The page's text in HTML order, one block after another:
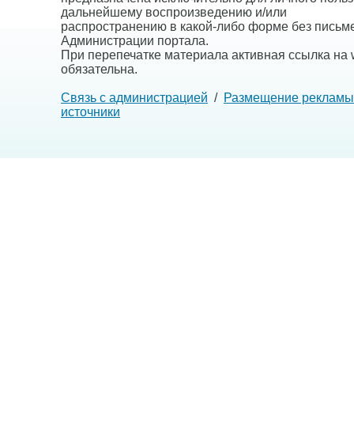
дальнейшему воспроизведению и/или
распространению в какой-либо форме без
Администрации портала.
При перепечатке материала активная ссылка на
обязательна.
Связь с администрацией / Размещение рекламы
источники